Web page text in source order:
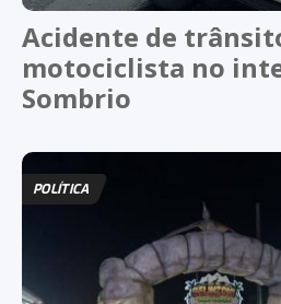
Acidente de
motociclista no
Sombrio
POLÍTICA